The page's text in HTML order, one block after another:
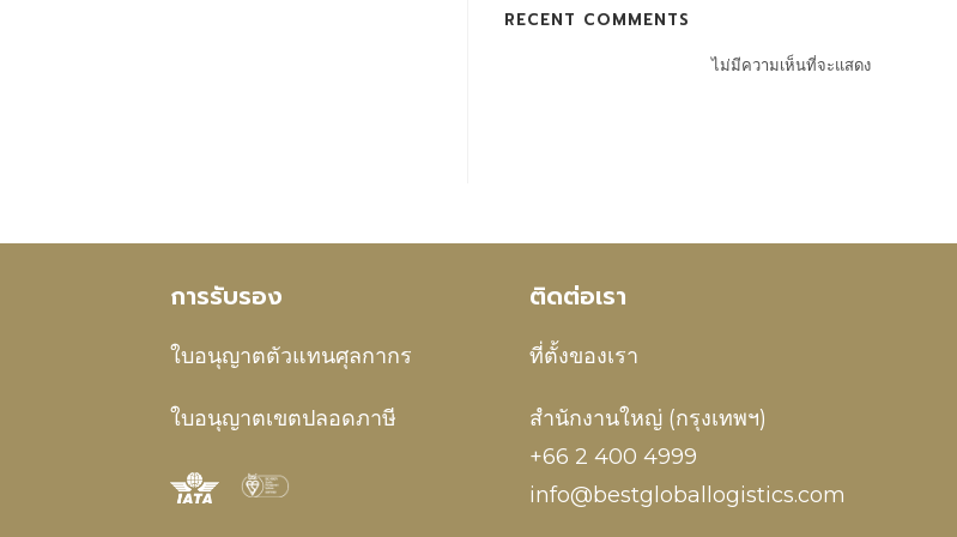
RECENT COMMENTS
ไม่มีความเห็นที่จะแสดง
การรับรอง
ใบอนุญาตตัวแทนศุลกากร
ใบอนุญาตเขตปลอดภาษี
ติดต่อเรา
ที่ตั้งของเรา
สำนักงานใหญ่ (กรุงเทพฯ)
+66 2 400 4999
info@bestgloballogistics.com